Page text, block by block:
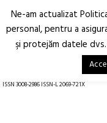
Arhitectură.
Oraș.
ISSN 3008-2986 ISSN-L 2069-721X
Ne-am actualizat
personal, pentru a
şi protejăm datele